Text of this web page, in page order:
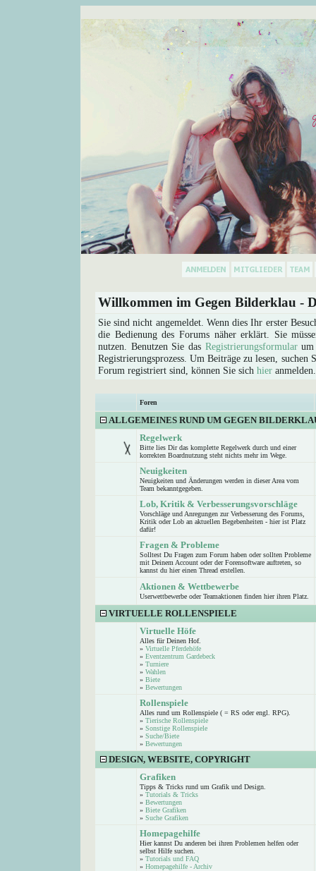
Willkommen im Gegen Bilderklau -
Sie sind nicht angemeldet. Wenn dies Ihr erster
die Bedienung des Forums näher erklärt. Sie
nutzen. Benutzen Sie das Registrierungsformularum
Registrierungsprozess. Um Beiträge zu lesen,
Forum registriert sind, können Sie sich hier anmelden.
Foren
ALLGEMEINES RUND UM GEGEN
Regelwerk
Bitte lies Dir das komplette Regelwerk durch und einer
korrekten Boardnutzung steht nichts mehr im Wege.
Neuigkeiten
Neuigkeiten und Änderungen werden in dieser Area vom
Team bekanntgegeben.
Lob, Kritik & Verbesserungsvorschläge
Vorschläge und Anregungen zur Verbesserung des Forums,
Kritik oder Lob an aktuellen Begebenheiten - hier ist Platz
dafür!
Fragen & Probleme
Solltest Du Fragen zum Forum haben oder sollten Probleme
mit Deinem Account oder der Forensoftware auftreten, so
kannst du hier einen Thread erstellen.
Aktionen & Wettbewerbe
Userwettbewerbe oder Teamaktionen finden hier ihren Platz.
VIRTUELLE ROLLENSPIELE
Virtuelle Höfe
Alles für Deinen Hof.
» Virtuelle Pferdehöfe
» Eventzentrum Gardebeck
» Turniere
» Wahlen
» Biete
» Bewertungen
Rollenspiele
Alles rund um Rollenspiele ( = RS oder engl. RPG).
» Tierische Rollenspiele
» Sonstige Rollenspiele
» Suche/Biete
» Bewertungen
DESIGN, WEBSITE, COPYRIGHT
Grafiken
Tipps & Tricks rund um Grafik und Design.
» Tutorials & Tricks
» Bewertungen
» Biete Grafiken
» Suche Grafiken
Homepagehilfe
Hier kannst Du anderen bei ihren Problemen helfen oder
selbst Hilfe suchen.
» Tutorials und FAQ
» Homepagehilfe - Archiv